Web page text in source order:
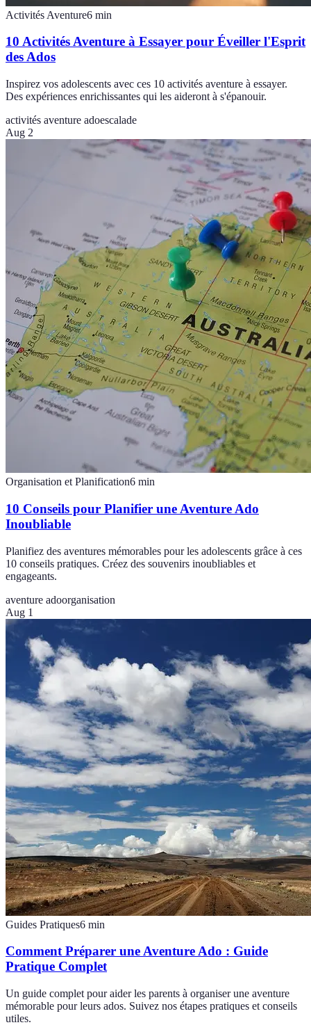
Activités Aventure6 min
10 Activités Aventure à Essayer pour Éveiller l'Esprit
des Ados
Inspirez vos adolescents avec ces 10 activités aventure à essayer.
Des expériences enrichissantes qui les aideront à s'épanouir.
activités aventure adoescalade
Aug 2
Organisation et Planification6 min
10 Conseils pour Planifier une Aventure Ado
Inoubliable
Planifiez des aventures mémorables pour les adolescents grâce à ces
10 conseils pratiques. Créez des souvenirs inoubliables et
engageants.
aventure adoorganisation
Aug 1
Guides Pratiques6 min
Comment Préparer une Aventure Ado : Guide
Pratique Complet
Un guide complet pour aider les parents à organiser une aventure
mémorable pour leurs ados. Suivez nos étapes pratiques et conseils
utiles.